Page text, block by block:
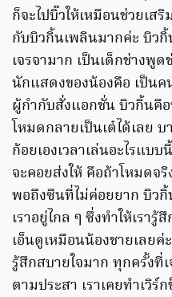
ก็จะไปบิ๊วให้เหมือนช่วยเ
กับบิวกิ้นเพลินมากค่ะ บิวกิ้
เจรจามาก เป็นเด็กช่างพู
นักแสดงของน้องคือ เป็น
ผู้กำกับสั่งแอกชั่น บิวกิ้นคื
โหมดกลายเป็นเต๋ได้เลย
ก้อยเองเวลาเล่นอะไรแบ
จะคอยส่งให้ คือถ้าโหมดจ
พอถึงซีนที่ไม่ค่อยยาก บิว
เราอยู่ไกล ๆ ซึ่งทำให้เรา
เอ็นดูเหมือนน้องชายเลย
รู้สึกสบายใจมาก ทุกครั้ง
ตามประสา เราเคยทำเวิ